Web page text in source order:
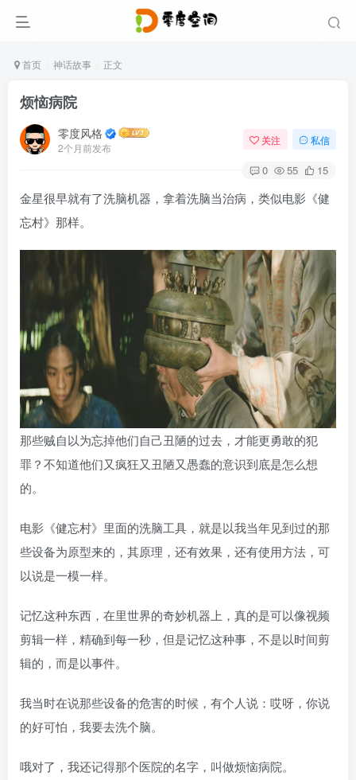
首页 神话故事 正文
烦恼病院
零度风格
2个月前发布
关注 私信
0 55 15
金星很早就有了洗脑机器，拿着洗脑当治病，类似电影《健
忘村》那样。
那些贼自以为忘掉他们自己丑陋的过去，才能更勇敢的犯
罪？不知道他们又疯狂又丑陋又愚蠢的意识到底是怎么想
的。
电影《健忘村》里面的洗脑工具，就是以我当年见到过的那
些设备为原型来的，其原理，还有效果，还有使用方法，可
以说是一模一样。
记忆这种东西，在里世界的奇妙机器上，真的是可以像视频
剪辑一样，精确到每一秒，但是记忆这种事，不是以时间剪
辑的，而是以事件。
我当时在说那些设备的危害的时候，有个人说：哎呀，你说
的好可怕，我要去洗个脑。
哦对了，我还记得那个医院的名字，叫做烦恼病院。